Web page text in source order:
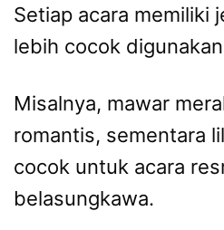
Setiap acara memiliki
lebih cocok
Misalnya, mawar
romantis, sementara
cocok untuk acara
belasungkawa.